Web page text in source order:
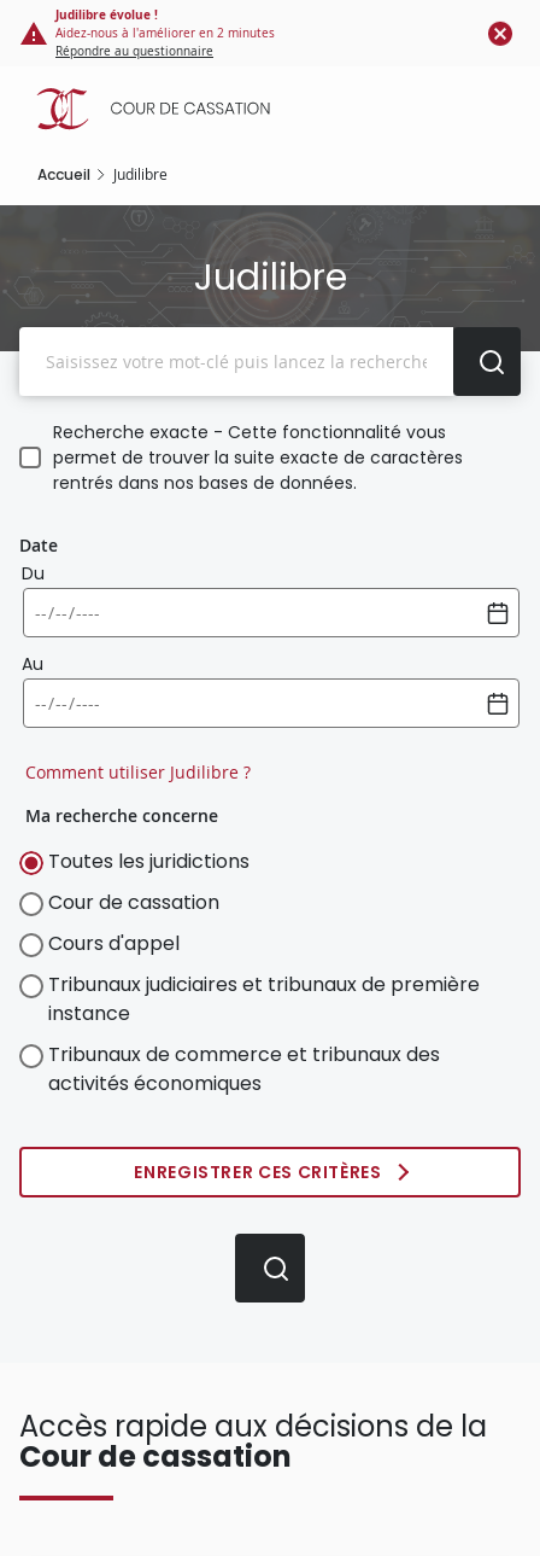
Panneau de gestion des cookies
contenu
principal
Judilibre évolue !
Aidez-nous à l'améliorer en 2 minutes
Répondre au questionnaire
Accueil Judilibre
Judilibre
Recherche exacte - Cette fonctionnalité vous
permet de trouver la suite exacte de caractères
rentrés dans nos bases de données.
Date
Du
Au
Comment utiliser Judilibre ?
Ma recherche concerne
Toutes les juridictions
Cour de cassation
Cours d'appel
Tribunaux judiciaires et tribunaux de première
instance
Tribunaux de commerce et tribunaux des
activités économiques
ENREGISTRER CES CRITÈRES
Accès rapide aux décisions de la
Cour de cassation